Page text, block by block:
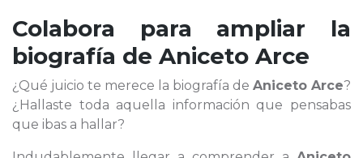
Colabora para ampliar la
biografía de Aniceto Arce
¿Qué juicio te merece la biografía de Aniceto Arce?
¿Hallaste toda aquella información que pensabas
que ibas a hallar?